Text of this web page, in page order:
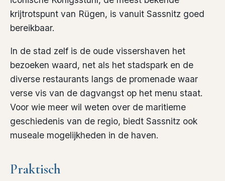
krijtrotspunt van Rügen, is vanuit Sassnitz goed
bereikbaar.
In de stad zelf is de oude vissershaven het
bezoeken waard, net als het stadspark en de
diverse restaurants langs de promenade waar
verse vis van de dagvangst op het menu staat.
Voor wie meer wil weten over de maritieme
geschiedenis van de regio, biedt Sassnitz ook
museale mogelijkheden in de haven.
Praktisch